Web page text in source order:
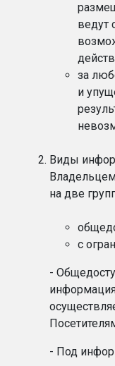
ведут
за
и
Виды
на две
с
-
- Под